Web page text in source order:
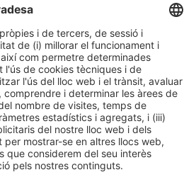
Política de privacitatPolítica de cookies